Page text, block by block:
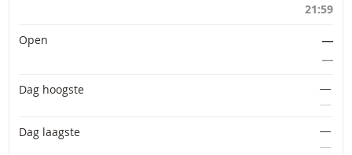
21:59
Open
―
―
Dag hoogste
―
―
Dag laagste
―
―